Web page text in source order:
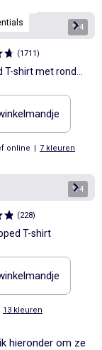
1/4
(1711)
T-shirt met ronde
online | 7 kleuren
1/4
(228)
T-shirt
13 kleuren
hieronder om ze